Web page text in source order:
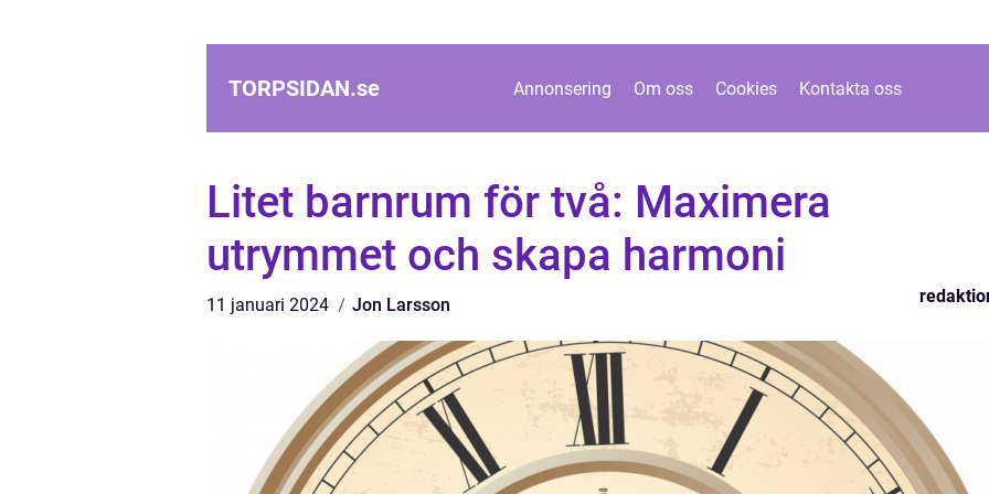
TORPSIDAN.se Annonsering Om oss Cookies Kontakta oss
Litet barnrum för två: Maximera
utrymmet och skapa harmoni
11 januari 2024 Jon Larsson